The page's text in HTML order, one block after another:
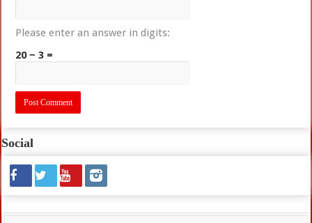
Please enter an answer in digits:
20 − 3 =
Social